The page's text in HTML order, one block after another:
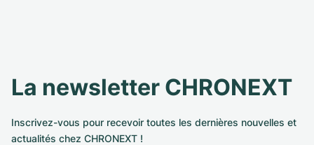
La newsletter CHRONEXT
Inscrivez-vous pour recevoir toutes les dernières nouvelles et
actualités chez CHRONEXT !